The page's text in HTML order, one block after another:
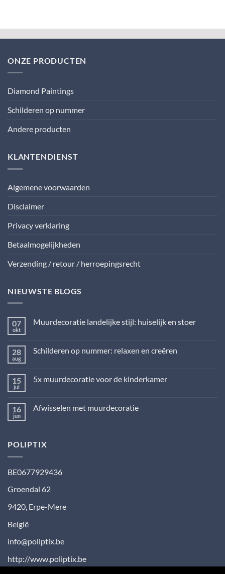
ONZE PRODUCTEN
Diamond Paintings
Schilderen op nummer
Andere producten
KLANTENDIENST
Algemene voorwaarden
Disclaimer
Privacy verklaring
Betaalmogelijkheden
Verzending / retour / herroepingsrecht
NIEUWSTE BLOGS
07
okt
Muurdecoratie landelijke stijl: huiselijk en stoer
Muurdecoratie
en
stoer
28
aug
Schilderen op nummer: relaxen en creëren
Schilderen
en
creëren
15
jul
5x muurdecoratie voor de kinderkamer
5x
16
jun
Afwisselen met muurdecoratie
met
POLIPTIX
BE0677929436
Groendal 62
9420, Erpe-Mere
België
info@poliptix.be
http://www.poliptix.be